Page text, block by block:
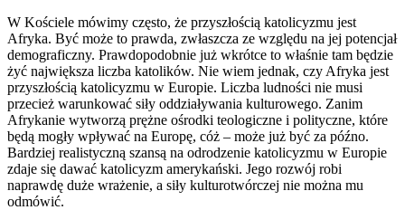
W Kościele mówimy często, że przyszłością katolicyzmu jest
Afryka. Być może to prawda, zwłaszcza ze względu na jej potencjał
demograficzny. Prawdopodobnie już wkrótce to właśnie tam będzie
żyć największa liczba katolików. Nie wiem jednak, czy Afryka jest
przyszłością katolicyzmu w Europie. Liczba ludności nie musi
przecież warunkować siły oddziaływania kulturowego. Zanim
Afrykanie wytworzą prężne ośrodki teologiczne i polityczne, które
będą mogły wpływać na Europę, cóż – może już być za późno.
Bardziej realistyczną szansą na odrodzenie katolicyzmu w Europie
zdaje się dawać katolicyzm amerykański. Jego rozwój robi
naprawdę duże wrażenie, a siły kulturotwórczej nie można mu
odmówić.